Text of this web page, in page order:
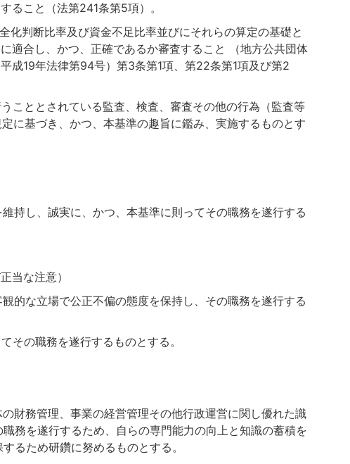
ること（法第241条第5項）。
化判断比率及び資金不足比率並びにそれらの算定の基礎と
適合し、かつ、正確であるか審査すること （地方公共団体
成19年法律第94号）第3条第1項、第22条第1項及び第2
こととされている監査、検査、審査その他の行為（監査等
に基づき、かつ、本基準の趣旨に鑑み、実施するものとす
持し、誠実に、かつ、本基準に則ってその職務を遂行する
当な注意）
的な立場で公正不偏の態度を保持し、その職務を遂行する
その職務を遂行するものとする。
財務管理、事業の経営管理その他行政運営に関し優れた識
務を遂行するため、自らの専門能力の向上と知識の蓄積を
るため研鑽に努めるものとする。